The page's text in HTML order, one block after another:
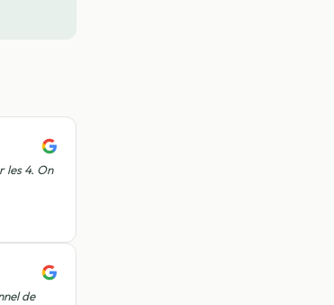
les 4. On
de